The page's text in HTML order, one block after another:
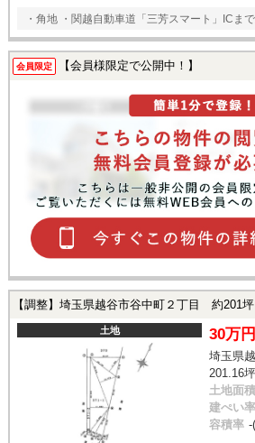
・角地 ・関越自動車道「三芳スマート」ICま
会員限定 【会員様限定で公開中！】
【調整】埼玉県越谷市谷中町２丁目 約201坪
土地 30万円
埼玉県
201.16坪
土地面積
建ぺい率
容積率 -